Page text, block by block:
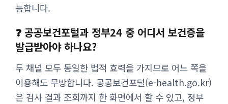
능합니다.
❓ 공공보건포털과 정부24 중 어디서 보건증을
발급받아야 하나요?
두 채널 모두 동일한 법적 효력을 가지므로 어느 쪽을
이용해도 무방합니다. 공공보건포털(e-health.go.kr)
은 검사 결과 조회까지 한 화면에서 할 수 있고, 정부